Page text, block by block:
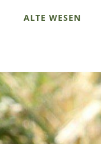
ALTE WESEN